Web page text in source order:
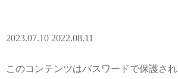
2023.07.10 2022.08.11
このコンテンツはパスワードで保護され